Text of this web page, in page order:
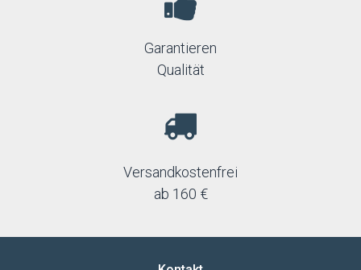
Garantieren
Qualität
Versandkostenfrei
ab 160 €